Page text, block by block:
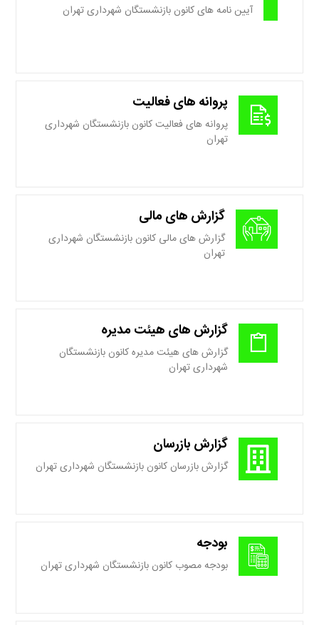
آیین نامه های کانون بازنشستگان شهرداری تهران
پروانه های فعالیت
پروانه های فعالیت کانون بازنشستگان شهرداری
تهران
گزارش های مالی
گزارش های مالی کانون بازنشستگان شهرداری
تهران
گزارش های هیئت مدیره
گزارش های هیئت مدیره کانون بازنشستگان
شهرداری تهران
گزارش بازرسان
گزارش بازرسان کانون بازنشستگان شهرداری تهران
بودجه
بودجه مصوب کانون بازنشستگان شهرداری تهران